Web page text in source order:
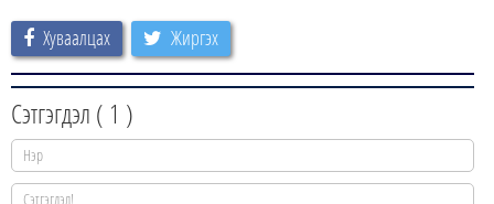
Хуваалцах Жиргэх
Сэтгэгдэл ( 1 )